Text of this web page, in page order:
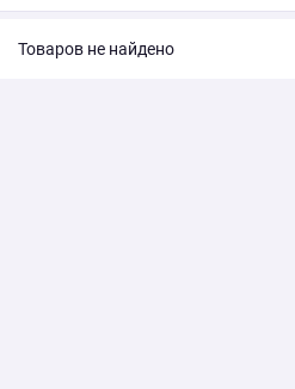
Товаров не найдено